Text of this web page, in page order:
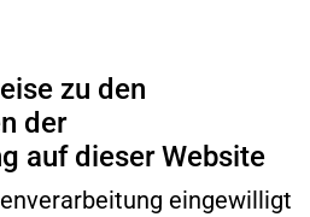
zu den
der
auf dieser Website
eingewilligt